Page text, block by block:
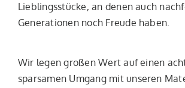
Lieblingsstücke, an denen auch
Generationen noch Freude haben.
Wir legen großen Wert auf einen
sparsamen Umgang mit unseren